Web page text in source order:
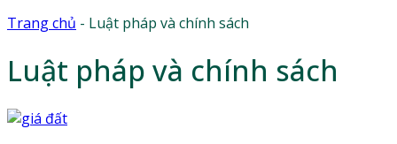
Trang chủ - Luật pháp và chính sách
Luật pháp và chính sách